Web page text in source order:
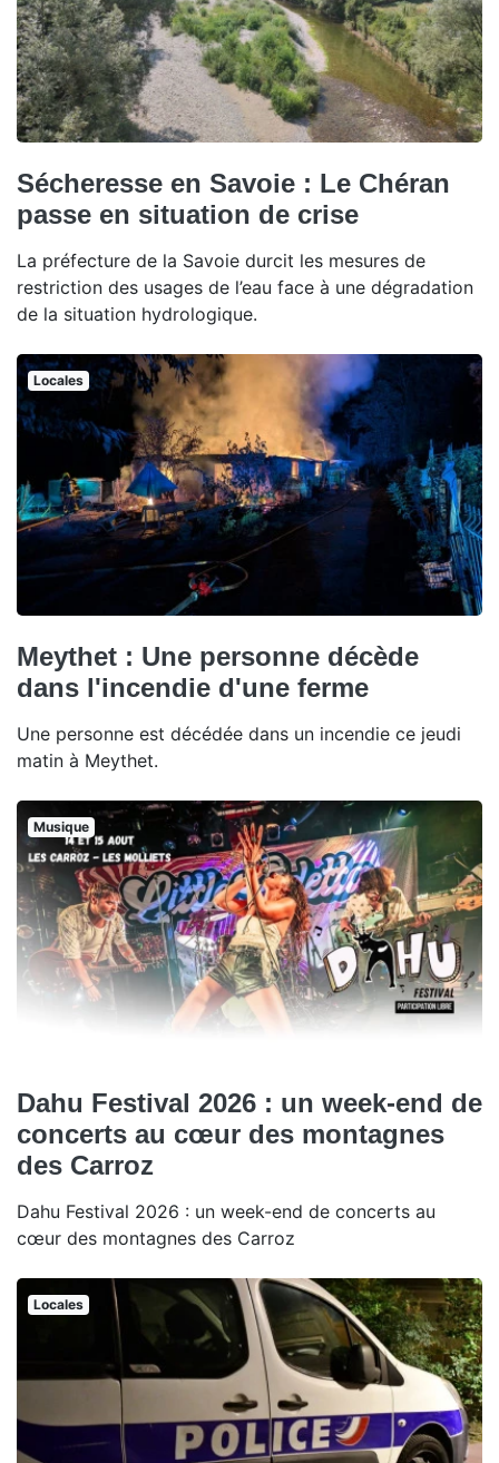
Sécheresse en Savoie : Le Chéran
passe en situation de crise
La préfecture de la Savoie durcit les mesures de
restriction des usages de l’eau face à une dégradation
de la situation hydrologique.
Locales
Meythet : Une personne décède
dans l'incendie d'une ferme
Une personne est décédée dans un incendie ce jeudi
matin à Meythet.
Musique
Dahu Festival 2026 : un week-end de
concerts au cœur des montagnes
des Carroz
Dahu Festival 2026 : un week-end de concerts au
cœur des montagnes des Carroz
Locales